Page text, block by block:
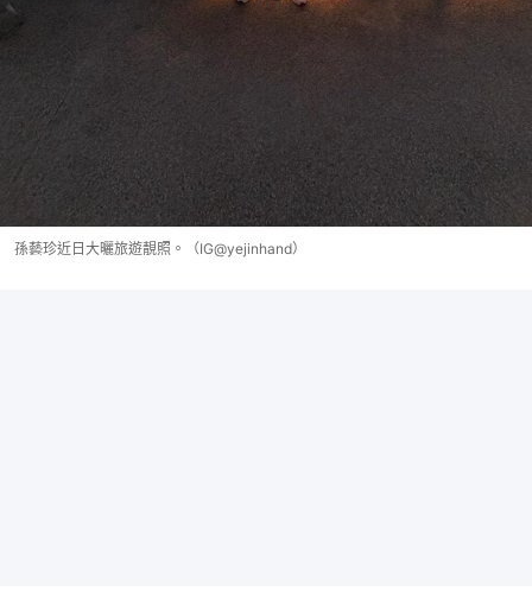
孫藝珍近日大曬旅遊靚照。（IG@yejinhand）